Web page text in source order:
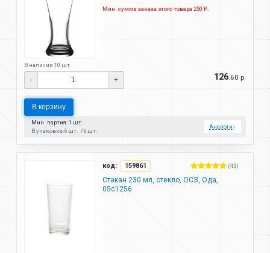
Мин. сумма заказа этого товара 250 ₽.
В наличии 10 шт.
- + 126.60 р.
В корзину
Мин. партия: 1 шт.
В упаковке:6 шт. 6 шт.
Аналоги↓
код: 159861 (43)
Стакан 230 мл, стекло, ОСЗ, Ода,
05с1256